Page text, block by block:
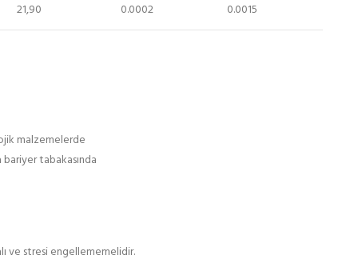
21,90 0.0002 0.0015
malzemelerde
tabakasında
ve stresi engellememelidir.